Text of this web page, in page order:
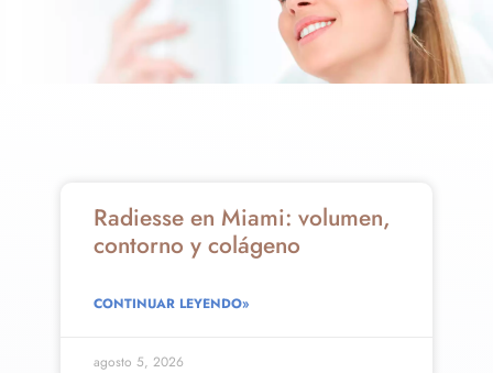
Radiesse en Miami: volumen,
contorno y colágeno
CONTINUAR LEYENDO»
agosto 5, 2026